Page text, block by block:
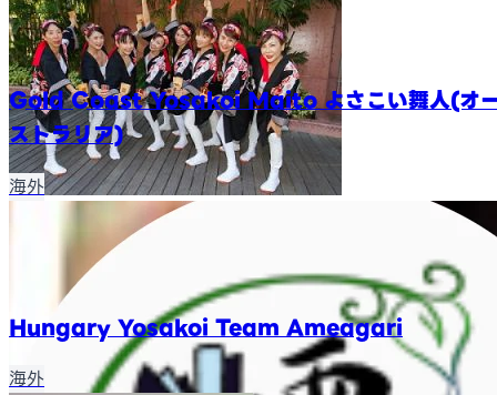
Gold Coast Yosakoi Maito よさこい舞人(オ
ストラリア)
海外
Hungary Yosakoi Team Ameagari
海外